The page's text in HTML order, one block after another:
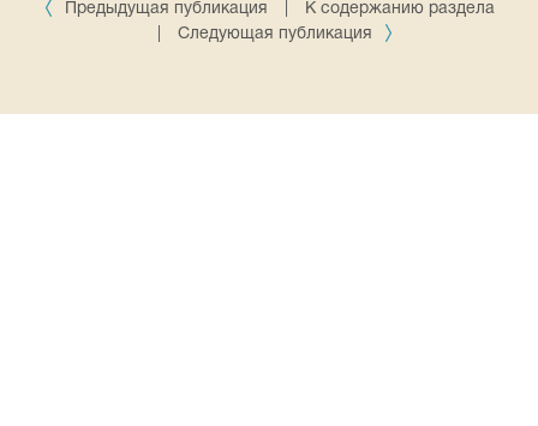
Предыдущая публикация
К содержанию раздела
Следующая публикация